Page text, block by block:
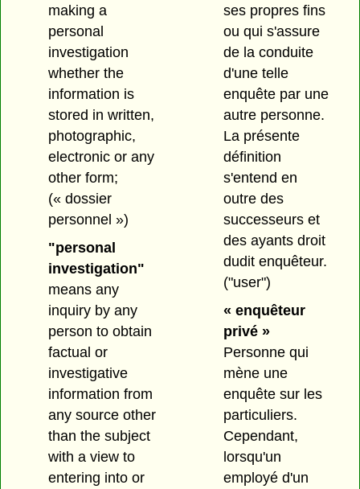
making a
personal
investigation
whether the
information is
stored in written,
photographic,
electronic or any
other form;
(« dossier
personnel »)
"personal
investigation"
means any
inquiry by any
person to obtain
factual or
investigative
information from
any source other
than the subject
with a view to
entering into or
ses propres fins
ou qui s'assure
de la conduite
d'une telle
enquête par une
autre personne.
La présente
définition
s'entend en
outre des
successeurs et
des ayants droit
dudit enquêteur.
("user")
« enquêteur
privé »
Personne qui
mène une
enquête sur les
particuliers.
Cependant,
lorsqu'un
employé d'un